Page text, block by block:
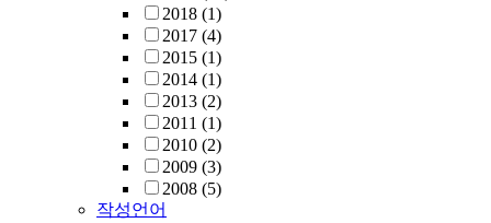
2018 (1)
2017 (4)
2015 (1)
2014 (1)
2013 (2)
2011 (1)
2010 (2)
2009 (3)
2008 (5)
작성언어